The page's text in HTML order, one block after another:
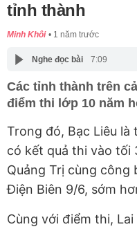
tỉnh thành
Minh Khôi 1 năm trước
Nghe đọc bài 7:09
Các tỉnh thành trên
điểm thi lớp 10 năm
Trong đó, Bạc Liêu
có kết quả thi vào tối
Quảng Trị cùng công
Điện Biên 9/6, sớm
Cùng với điểm thi,